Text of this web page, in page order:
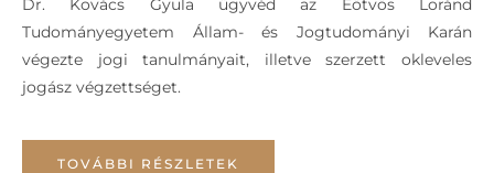
Dr. Kovács Gyula ügyvéd az Eötvös Loránd
Tudományegyetem Állam- és Jogtudományi Karán
végezte jogi tanulmányait, illetve szerzett okleveles
jogász végzettséget.
TOVÁBBI RÉSZLETEK